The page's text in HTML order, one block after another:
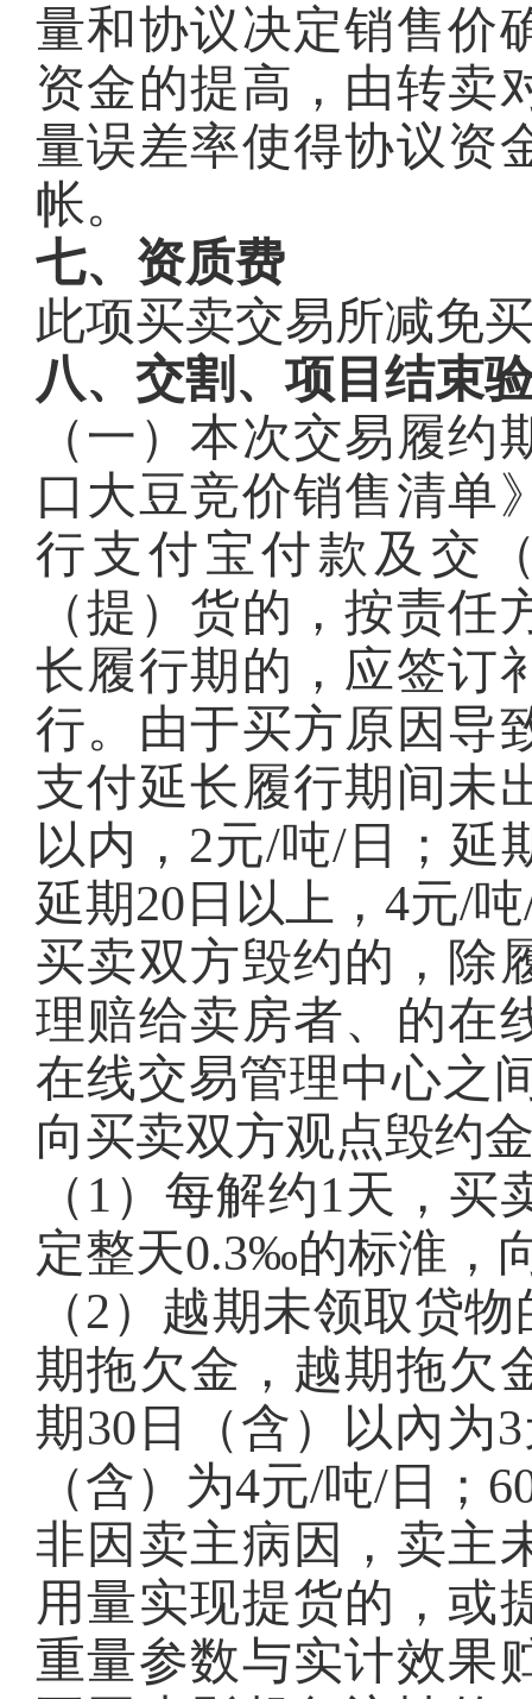
量和协议决定销售价
资金的提高，由转卖
量误差率使得协议资
帐。
七、资质费
此项买卖交易所减免
八、交割、项目结束
（一）本次交易履
口大豆竞价销售清单
行支付宝付款及交
（提）货的，按责
长履行期的，应签订
行。由于买方原因导
支付延长履行期间未
以内，2元/吨/日；延
延期20日以上，4元/
买卖双方毁约的，除
理赔给卖房者、的在
在线交易管理中心之
向买卖双方观点毁约
（1）每解约1天，
定整天0.3‰的标淮，
（2）越期未领取贷
期拖欠金，越期拖欠
期30日（含）以內为
（含）为4元/吨/日；
非因卖主病因，卖主
用量实现提货的，或
重量参数与实计效果